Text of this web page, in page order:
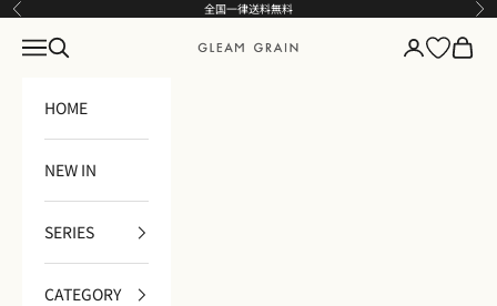
コンテンツへスキップ
前へ 全国一律送料無料 次
GLEAM GRAIN
メニュー
検索 ログインカート
HOME
NEW IN
SERIES
CATEGORY